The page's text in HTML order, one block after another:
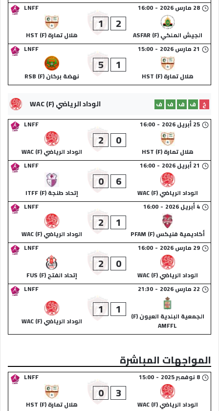
LNFF
28 مارس 2026 -
16:00
الجيش الملكي (F) ASFAR
2
1
هلال تمارة (F) HST
LNFF
21 مارس 2026 -
15:00
هلال تمارة (F) HST
1
5
نهضة بركان (F) RSB
الوداد الرياضي (F) WAC خ ف ف ف ف
LNFF
25 أبريل 2026 -
16:00
هلال تمارة (F) HST
0
2
الوداد الرياضي (F) WAC
LNFF
21 أبريل 2026 -
16:00
الوداد الرياضي (F) WAC
6
0
إتحاد طنجة (F) ITFF
LNFF
4 أبريل 2026 -
16:00
أكاديمية فنيكس (F) PFAM
1
2
الوداد الرياضي (F) WAC
LNFF
29 مارس 2026 -
16:00
الوداد الرياضي (F) WAC
0
2
إتحاد الفتح (F) FUS
LNFF
22 مارس 2026 -
21:30
الجمعية البلدية العيون (F)
AMFFL
1
1
الوداد الرياضي (F) WAC
المواجهات المباشرة
LNFF 8 نوفمبر 2025 -
15:00
الوداد الرياضي (F) WAC
3
0
هلال تمارة (F) HST